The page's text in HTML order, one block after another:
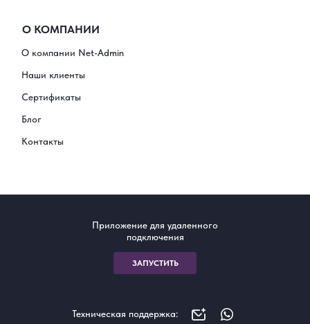
Техническая поддержка:
Приложение для удаленного
подключения
ЗАПУСТИТЬ
О КОМПАНИИ
О компании Net-Admin
Наши клиенты
Сертификаты
Блог
Контакты